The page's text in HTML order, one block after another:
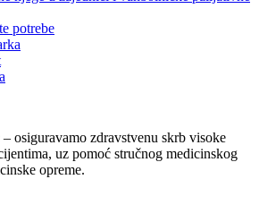
potrebe
osiguravamo zdravstvenu skrb visoke
uz pomoć stručnog medicinskog
opreme.